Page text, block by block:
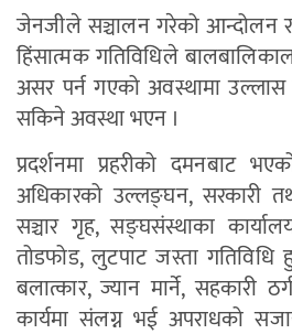
जेनजीले सञ्चालन गरेको आन्दोलन
हिंसात्मक गतिविधिले
असर पर्न गएको अवस्थामा
सकिने अवस्था भएन ।
प्रदर्शनमा प्रहरीको दमनबाट
अधिकारको उल्लङ्घन, सरकारी
सञ्चार गृह, सङ्घसंस्थाका
तोडफोड, लुटपाट जस्ता गतिविधि
बलात्कार, ज्यान मार्ने, सहकारी
कार्यमा संलग्न भई अपराधको